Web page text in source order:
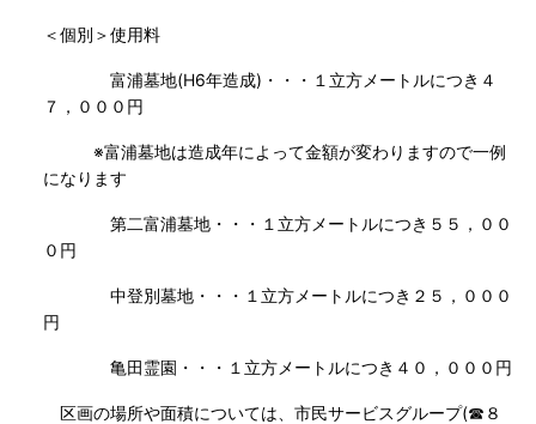
＜個別＞使用料
富浦墓地(H6年造成)・・・１立方メートルにつき４
７，０００円
※富浦墓地は造成年によって金額が変わりますので一例
になります
第二富浦墓地・・・１立方メートルにつき５５，００
０円
中登別墓地・・・１立方メートルにつき２５，０００
円
亀田霊園・・・１立方メートルにつき４０，０００円
区画の場所や面積については、市民サービスグループ(☎８